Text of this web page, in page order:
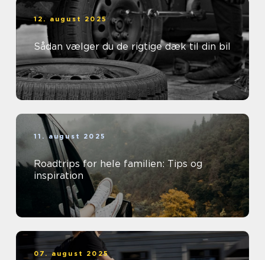
12. august 2025
Sådan vælger du de rigtige dæk til din bil
11. august 2025
Roadtrips for hele familien: Tips og
inspiration
07. august 2025